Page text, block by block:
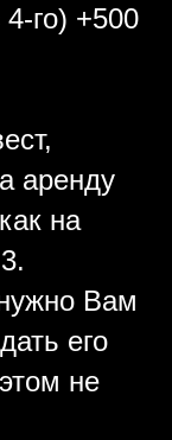
го) +500
аренду
на
Вам
его
не